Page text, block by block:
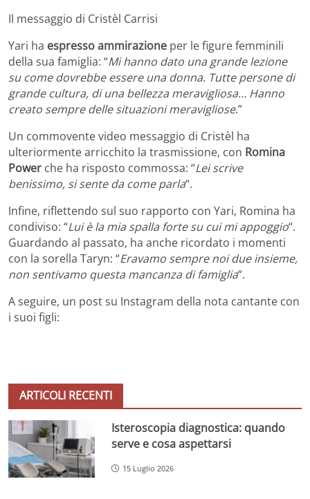
Il messaggio di Cristèl Carrisi
Yari ha espresso ammirazione per le figure femminili
della sua famiglia: “Mi hanno dato una grande lezione
su come dovrebbe essere una donna. Tutte persone di
grande cultura, di una bellezza meravigliosa… Hanno
creato sempre delle situazioni meravigliose.”
Un commovente video messaggio di Cristèl ha
ulteriormente arricchito la trasmissione, con Romina
Power che ha risposto commossa: “Lei scrive
benissimo, si sente da come parla“.
Infine, riflettendo sul suo rapporto con Yari, Romina ha
condiviso: “Lui è la mia spalla forte su cui mi appoggio“.
Guardando al passato, ha anche ricordato i momenti
con la sorella Taryn: “Eravamo sempre noi due insieme,
non sentivamo questa mancanza di famiglia“.
A seguire, un post su Instagram della nota cantante con
i suoi figli:
ARTICOLI RECENTI
Isteroscopia diagnostica: quando
serve e cosa aspettarsi
15 Luglio 2026